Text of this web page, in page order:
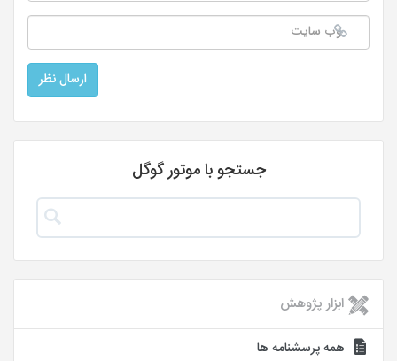
جستجو با موتور گوگل
ابزار پژوهش
همه پرسشنامه ها